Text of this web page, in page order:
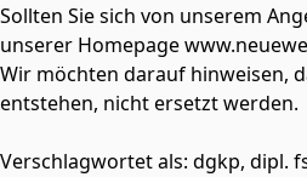
Sollten Sie sich von unserem
unserer Homepage
Wir möchten darauf hinweisen,
entstehen, nicht ersetzt werden.
Verschlagwortet als: dgkp, dipl.